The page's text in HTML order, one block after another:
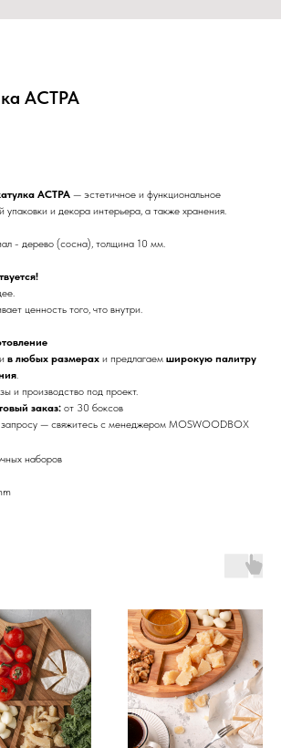
АСТРА
АСТРА — эстетичное и функциональное
и декора интерьера, а также хранения.
- дерево (сосна), толщина 10 мм.
ценность того, что внутри.
в любых размерах и предлагаем широкую палитру
.
и производство под проект.
заказ: от 30 боксов
— свяжитесь с менеджером MOSWOODBOX
наборов